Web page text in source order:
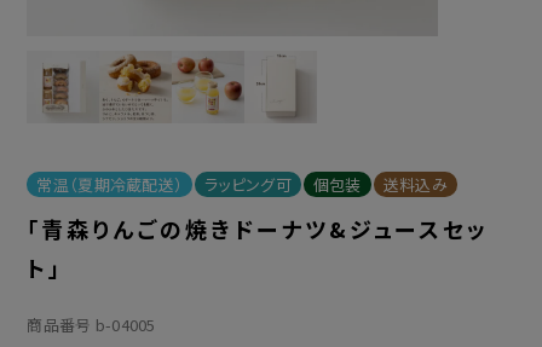
常温（夏期冷蔵配送） ラッピング可 個包装 送料込み
「青森りんごの焼きドーナツ&ジュースセッ
ト」
商品番号 b-04005